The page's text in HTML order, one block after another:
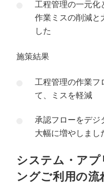
工程管理の一元化
作業ミスの削減と
した
施策結果
工程管理の作業フ
て、ミスを軽減
承認フローをデジ
大幅に増やしまし
システム・ア
ングご利用の流